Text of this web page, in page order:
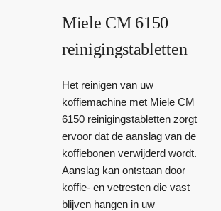
Miele CM 6150
reinigingstabletten
Het reinigen van uw
koffiemachine met Miele CM
6150 reinigingstabletten zorgt
ervoor dat de aanslag van de
koffiebonen verwijderd wordt.
Aanslag kan ontstaan door
koffie- en vetresten die vast
blijven hangen in uw